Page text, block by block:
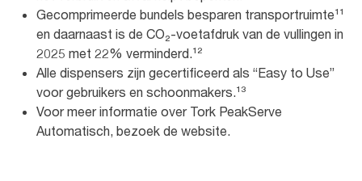
Gecomprimeerde bundels besparen transportruimte¹¹
en daarnaast is de CO₂-voetafdruk van de vullingen in
2025 met 22% verminderd.¹²
Alle dispensers zijn gecertificeerd als “Easy to Use”
voor gebruikers en schoonmakers.¹³
Voor meer informatie over Tork PeakServe
Automatisch, bezoek de website.